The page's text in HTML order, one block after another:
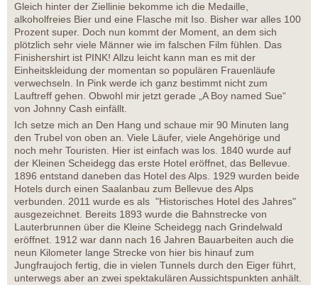
Gleich hinter der Ziellinie bekomme ich die Medaille,
alkoholfreies Bier und eine Flasche mit Iso. Bisher war alles 100
Prozent super. Doch nun kommt der Moment, an dem sich
plötzlich sehr viele Männer wie im falschen Film fühlen. Das
Finishershirt ist PINK! Allzu leicht kann man es mit der
Einheitskleidung der momentan so populären Frauenläufe
verwechseln. In Pink werde ich ganz bestimmt nicht zum
Lauftreff gehen. Obwohl mir jetzt gerade „A Boy named Sue“
von Johnny Cash einfällt.
Ich setze mich an Den Hang und schaue mir 90 Minuten lang
den Trubel von oben an. Viele Läufer, viele Angehörige und
noch mehr Touristen. Hier ist einfach was los. 1840 wurde auf
der Kleinen Scheidegg das erste Hotel eröffnet, das Bellevue.
1896 entstand daneben das Hotel des Alps. 1929 wurden beide
Hotels durch einen Saalanbau zum Bellevue des Alps
verbunden. 2011 wurde es als "Historisches Hotel des Jahres"
ausgezeichnet. Bereits 1893 wurde die Bahnstrecke von
Lauterbrunnen über die Kleine Scheidegg nach Grindelwald
eröffnet. 1912 war dann nach 16 Jahren Bauarbeiten auch die
neun Kilometer lange Strecke von hier bis hinauf zum
Jungfraujoch fertig, die in vielen Tunnels durch den Eiger führt,
unterwegs aber an zwei spektakulären Aussichtspunkten anhält.